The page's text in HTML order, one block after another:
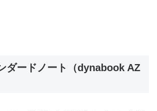
ダードノート（dynabook AZ